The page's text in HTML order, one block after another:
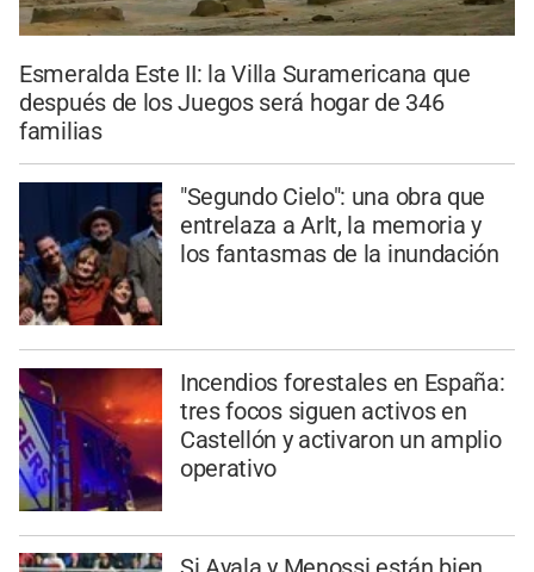
Esmeralda Este II: la Villa Suramericana que
después de los Juegos será hogar de 346
familias
"Segundo Cielo": una obra que
entrelaza a Arlt, la memoria y
los fantasmas de la inundación
Incendios forestales en España:
tres focos siguen activos en
Castellón y activaron un amplio
operativo